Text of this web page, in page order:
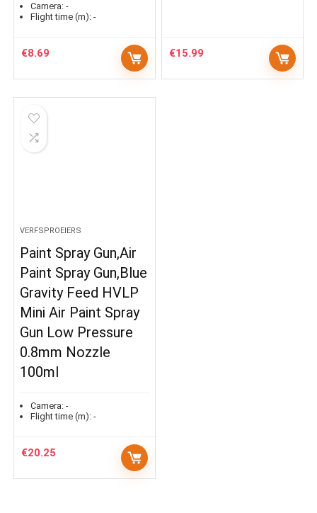
Camera: -
Flight time (m): -
€8.69 €15.99
VERFSPROEIERS
Paint Spray Gun,Air
Paint Spray Gun,Blue
Gravity Feed HVLP
Mini Air Paint Spray
Gun Low Pressure
0.8mm Nozzle
100ml
Camera: -
Flight time (m): -
€20.25